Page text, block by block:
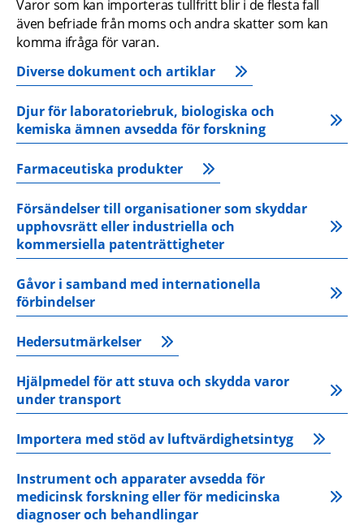
Varor som kan importeras tullfritt blir i de flesta fall
även befriade från moms och andra skatter som kan
komma ifråga för varan.
Diverse dokument och artiklar
Djur för laboratoriebruk, biologiska och
kemiska ämnen avsedda för forskning
Farmaceutiska produkter
Försändelser till organisationer som skyddar
upphovsrätt eller industriella och
kommersiella patenträttigheter
Gåvor i samband med internationella
förbindelser
Hedersutmärkelser
Hjälpmedel för att stuva och skydda varor
under transport
Importera med stöd av luftvärdighetsintyg
Instrument och apparater avsedda för
medicinsk forskning eller för medicinska
diagnoser och behandlingar